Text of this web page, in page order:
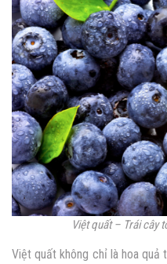
Việt quất – Trái cây
Việt quất không chỉ là hoa quả